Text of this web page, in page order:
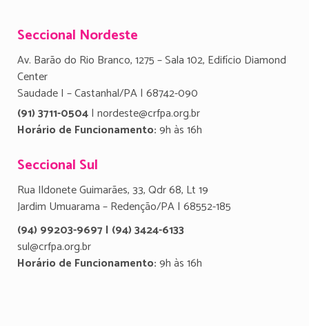
Seccional Nordeste
Av. Barão do Rio Branco, 1275 – Sala 102, Edifício Diamond
Center
Saudade I – Castanhal/PA | 68742-090
(91) 3711-0504| nordeste@crfpa.org.br
Horário de Funcionamento:9h às 16h
Seccional Sul
Rua Ildonete Guimarães, 33, Qdr 68, Lt 19
Jardim Umuarama – Redenção/PA | 68552-185
(94) 99203-9697 | (94) 3424-6133
sul@crfpa.org.br
Horário de Funcionamento:9h às 16h